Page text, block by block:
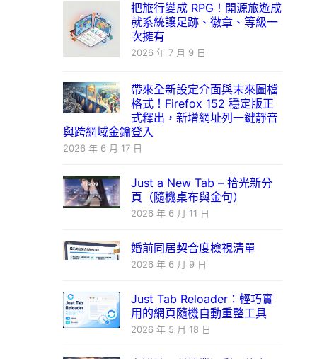
把旅行變成 RPG！開源旅遊成
就系統讓足跡、徽章、等級一
次擁有
2026 年 7 月 9 日
帶來全新設定介面與未來圖檔
格式！Firefox 152 穩定版正
式釋出，新增網址列一鍵靜音
與跨網域金鑰登入
2026 年 6 月 17 日
Just a New Tab – 拾光新分
頁（隨機桌布與金句）
2026 年 6 月 11 日
婚前同居契合度檢視清單
2026 年 6 月 9 日
Just Tab Reloader：輕巧實
用的網頁隨機自動重整工具
2026 年 5 月 18 日